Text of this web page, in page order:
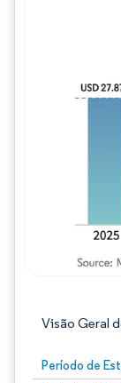
Visão Geral
Período de